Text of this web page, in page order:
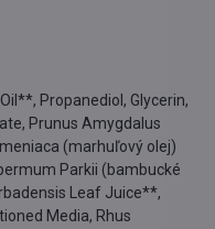
Propanediol, Glycerin,
Prunus Amygdalus
(marhuľový olej)
Parkii (bambucké
Leaf Juice**,
Media, Rhus